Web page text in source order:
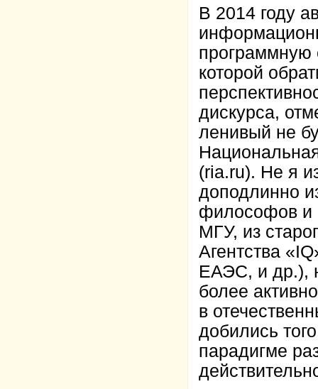
В 2014 году
программную
которой
дискурса,
ленивый не
(ria.ru). Не я
доподлинно
философов и
МГУ, из
Агентства
ЕАЭС, и др.),
более
в
добились
парадигме